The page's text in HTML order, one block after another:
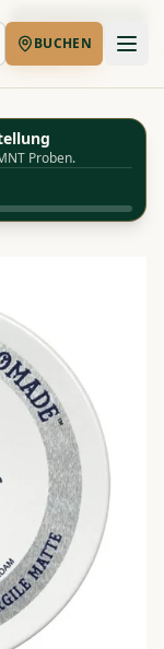
Jetzt buchen
BUCHEN
95g
Proben.